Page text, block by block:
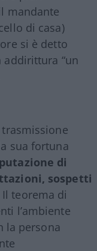
mandante
di casa)
si è detto
addirittura “un
sua fortuna
di
sospetti
Il teorema di
l’ambiente
la persona